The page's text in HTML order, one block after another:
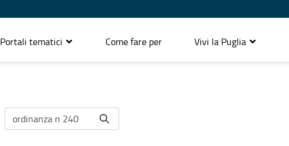
Portali tematici Come fare per Vivi la Puglia